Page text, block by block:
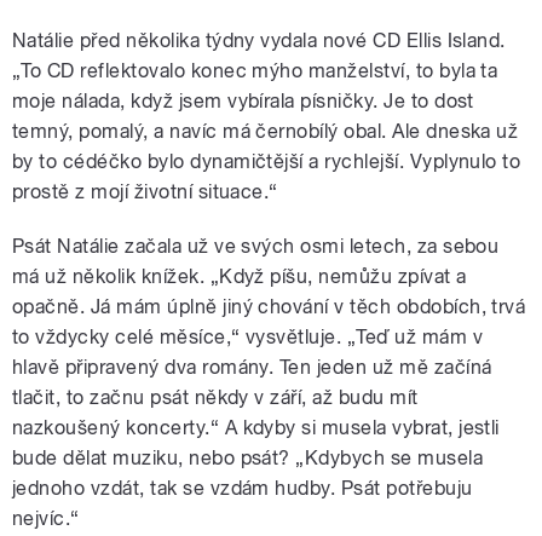
Natálie před několika týdny vydala nové CD Ellis Island.
„To CD reflektovalo konec mýho manželství, to byla ta
moje nálada, když jsem vybírala písničky. Je to dost
temný, pomalý, a navíc má černobílý obal. Ale dneska už
by to cédéčko bylo dynamičtější a rychlejší. Vyplynulo to
prostě z mojí životní situace.“
Psát Natálie začala už ve svých osmi letech, za sebou
má už několik knížek. „Když píšu, nemůžu zpívat a
opačně. Já mám úplně jiný chování v těch obdobích, trvá
to vždycky celé měsíce,“ vysvětluje. „Teď už mám v
hlavě připravený dva romány. Ten jeden už mě začíná
tlačit, to začnu psát někdy v září, až budu mít
nazkoušený koncerty.“ A kdyby si musela vybrat, jestli
bude dělat muziku, nebo psát? „Kdybych se musela
jednoho vzdát, tak se vzdám hudby. Psát potřebuju
nejvíc.“